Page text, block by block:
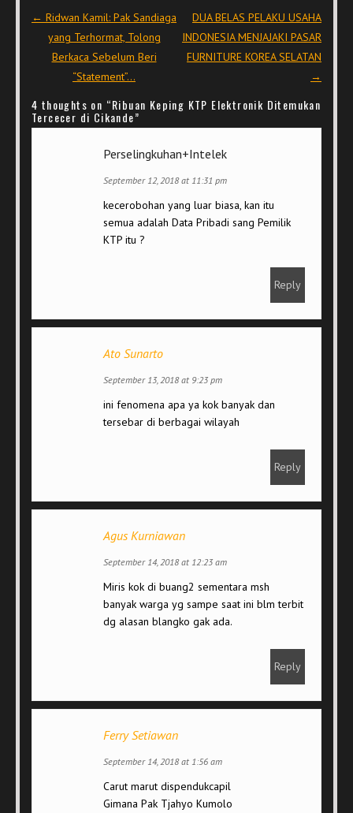
Post navigation
← Ridwan Kamil: Pak Sandiaga
yang Terhormat, Tolong
Berkaca Sebelum Beri
“Statement”…
DUA BELAS PELAKU USAHA
INDONESIA MENJAJAKI PASAR
FURNITURE KOREA SELATAN
→
4 thoughts on “Ribuan Keping KTP Elektronik Ditemukan
Tercecer di Cikande”
Perselingkuhan+Intelek
September 12, 2018 at 11:31 pm
kecerobohan yang luar biasa, kan itu
semua adalah Data Pribadi sang Pemilik
KTP itu ?
Reply
Ato Sunarto
September 13, 2018 at 9:23 pm
ini fenomena apa ya kok banyak dan
tersebar di berbagai wilayah
Reply
Agus Kurniawan
September 14, 2018 at 12:23 am
Miris kok di buang2 sementara msh
banyak warga yg sampe saat ini blm terbit
dg alasan blangko gak ada.
Reply
Ferry Setiawan
September 14, 2018 at 1:56 am
Carut marut dispendukcapil
Gimana Pak Tjahyo Kumolo